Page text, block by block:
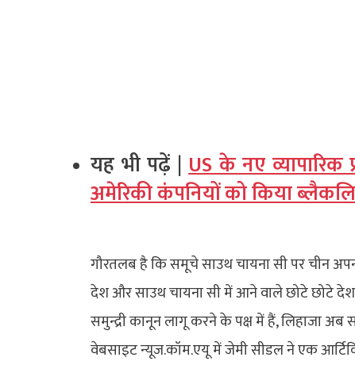
यह भी पढ़ें |US के नए
अमेरिकी कंपनियों को किया
गौरतलब है कि समूचे साउथ चायना सी पर चीन
देश और साउथ चायना सी में आने वाले छोटे छोटे देश
समुन्द्री कानून लागू करने के पक्ष में हैं, लिहाजा
वेबसाइट न्यूज.कॉम.एयू में जेमी सीडल ने एक